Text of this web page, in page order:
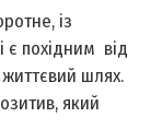
із
є похідним від
шлях.
який